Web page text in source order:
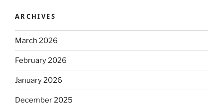
ARCHIVES
March 2026
February 2026
January 2026
December 2025